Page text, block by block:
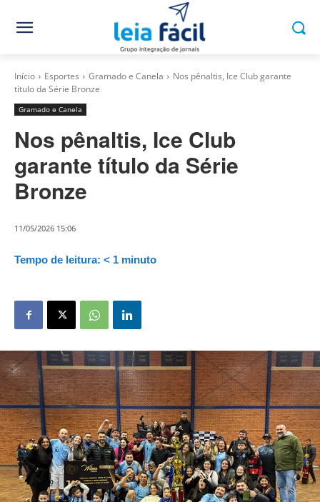
Início Esportes Gramado e Canela
Nos pênaltis, Ice Club garante
título da Série Bronze
Gramado e Canela
Nos pênaltis, Ice Club
garante título da Série
Bronze
11/05/2026 15:06
Tempo de leitura: < 1 minuto